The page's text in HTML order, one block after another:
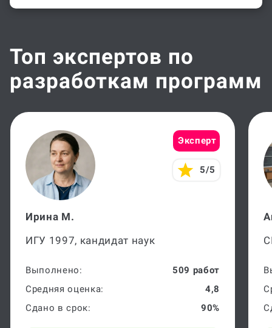
Топ экспертов по
разработкам программ
Эксперт
5/5
Ирина М.
ИГУ 1997, кандидат наук
Выполнено:
509 работ
Средняя оценка:
4,8
Сдано в срок:
90%